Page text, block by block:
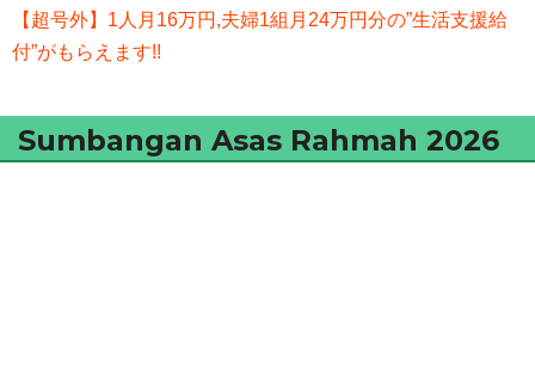
【超号外】1人月16万円,夫婦1組月24万円分の”生活支援給
付”がもらえます!!
Sumbangan Asas Rahmah 2026